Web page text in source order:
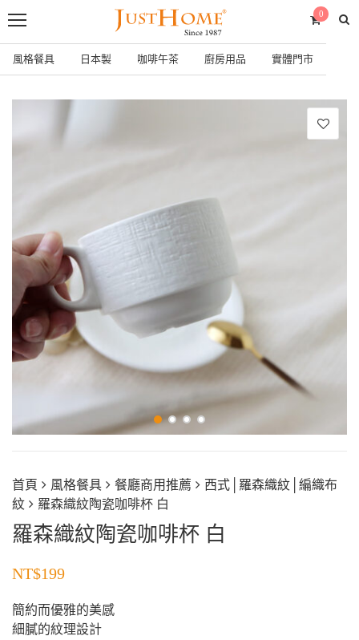
0
風格餐具 日本製 咖啡午茶 廚房用品 實體門市
首頁 風格餐具 餐廳商用推薦
西式│羅森織紋│編織布
紋
羅森織紋陶瓷咖啡杯 白
羅森織紋陶瓷咖啡杯 白
NT$199
簡約而優雅的美感
細膩的紋理設計